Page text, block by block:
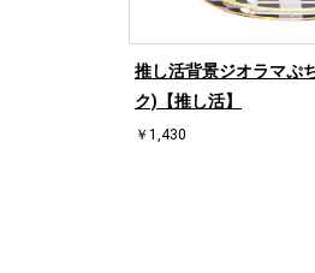
推し活背景ジオラマぷ
ク)【推し活】
￥1,430